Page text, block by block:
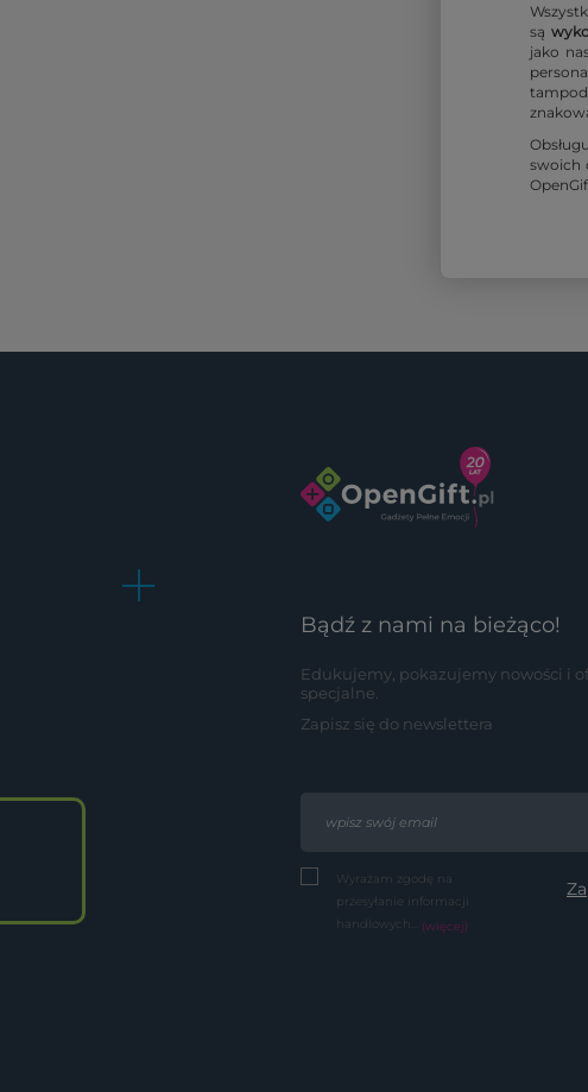
są
jako
swoich
Bądź z nami na bieżąco!
Edukujemy, pokazujemy nowości i
specjalne.
Zapisz się do newslettera
Wyrażam zgodę na
przesyłanie informacji
handlowych... (więcej)